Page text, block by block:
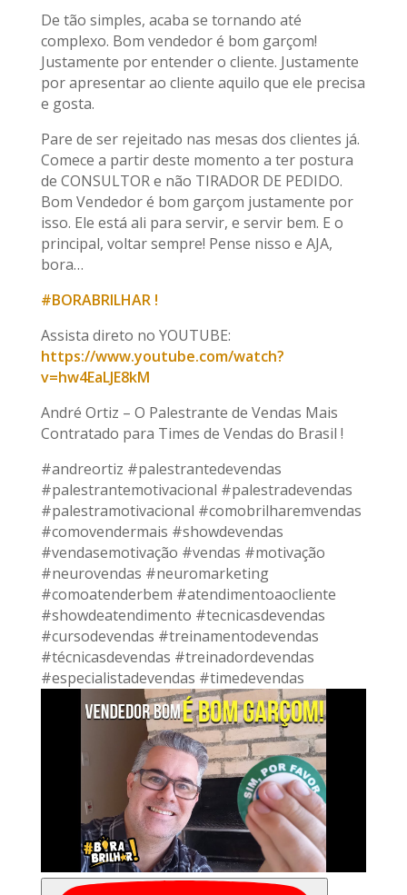
De tão simples, acaba se tornando até
complexo. Bom vendedor é bom garçom!
Justamente por entender o cliente. Justamente
por apresentar ao cliente aquilo que ele precisa
e gosta.
Pare de ser rejeitado nas mesas dos clientes já.
Comece a partir deste momento a ter postura
de CONSULTOR e não TIRADOR DE PEDIDO.
Bom Vendedor é bom garçom justamente por
isso. Ele está ali para servir, e servir bem. E o
principal, voltar sempre! Pense nisso e AJA,
bora…
#BORABRILHAR !
Assista direto no YOUTUBE:
https://www.youtube.com/watch?
v=hw4EaLJE8kM
André Ortiz – O Palestrante de Vendas Mais
Contratado para Times de Vendas do Brasil !
#andreortiz #palestrantedevendas
#palestrantemotivacional #palestradevendas
#palestramotivacional #comobrilharemvendas
#comovendermais #showdevendas
#vendasemotivação #vendas #motivação
#neurovendas #neuromarketing
#comoatenderbem #atendimentoaocliente
#showdeatendimento #tecnicasdevendas
#cursodevendas #treinamentodevendas
#técnicasdevendas #treinadordevendas
#especialistadevendas #timedevendas